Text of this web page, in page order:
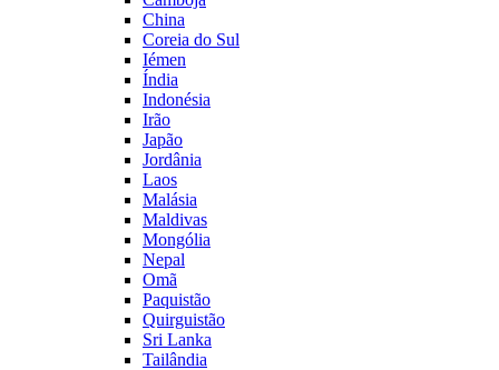
China
Coreia do Sul
Iémen
Índia
Indonésia
Irão
Japão
Jordânia
Laos
Malásia
Maldivas
Mongólia
Nepal
Omã
Paquistão
Quirguistão
Sri Lanka
Tailândia